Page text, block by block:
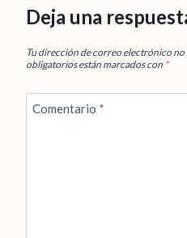
Deja una
Tu dirección de correo electrónico no
obligatorios están marcados con *
Comentario *